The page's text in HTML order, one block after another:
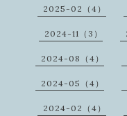
2025-02（4）
2024-11（3）
2024-08（4）
2024-05（4）
2024-02（4）